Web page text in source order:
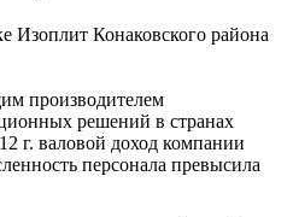
Изоплит Конаковского района
производителем
решений в странах
г. валовой доход компании
персонала превысила